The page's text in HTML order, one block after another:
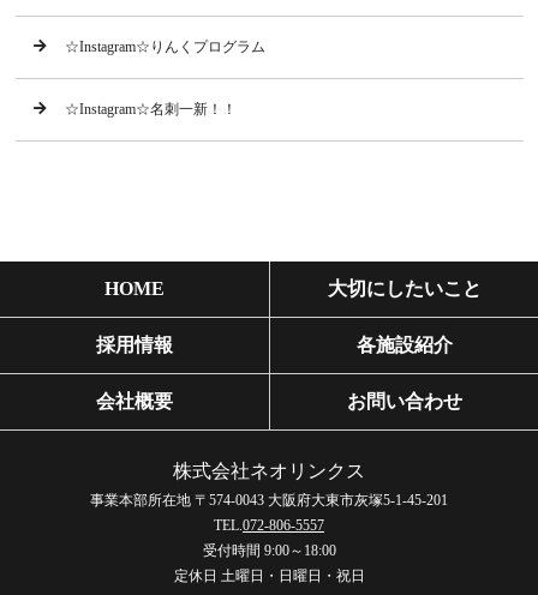
☆Instagram☆りんくプログラム
☆Instagram☆名刺一新！！
HOME 大切にしたいこと
採用情報 各施設紹介
会社概要 お問い合わせ
株式会社ネオリンクス
事業本部所在地 〒574-0043 大阪府大東市灰塚5-1-45-201
TEL.072-806-5557
受付時間 9:00～18:00
定休日 土曜日・日曜日・祝日